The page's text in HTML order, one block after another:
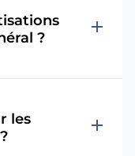
?
add
les
add